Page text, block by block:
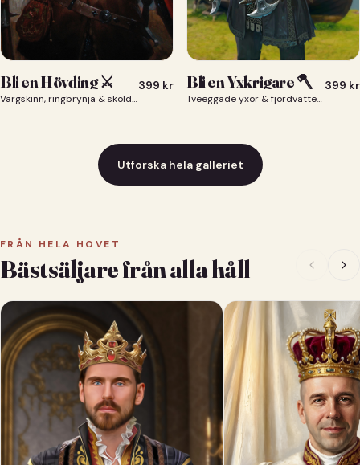
Bli en Hövding ⚔️
Vargskinn, ringbrynja & sköld — du som nordisk krigsherre ⚔️
399 kr Bli en Yxkrigare 🪓
Tveeggade yxor & fjordvatten bakom dig 🪓
399 kr
Utforska hela galleriet
FRÅN HELA HOVET
Bästsäljare från alla håll